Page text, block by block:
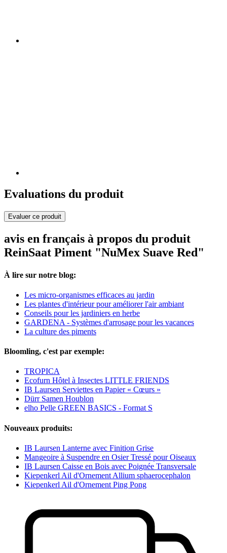
Evaluations du produit
Evaluer ce produit
avis en français à propos du produit
ReinSaat Piment "NuMex Suave Red"
À lire sur notre blog:
Les micro-organismes efficaces au jardin
Les plantes d'intérieur pour améliorer l'air ambiant
Conseils pour les jardiniers en herbe
GARDENA - Systèmes d'arrosage pour les vacances
La culture des piments
Bloomling, c'est par exemple:
TROPICA
Ecofurn Hôtel à Insectes LITTLE FRIENDS
IB Laursen Serviettes en Papier « Cœurs »
Dürr Samen Houblon
elho Pelle GREEN BASICS - Format S
Nouveaux produits:
IB Laursen Lanterne avec Finition Grise
Mangeoire à Suspendre en Osier Tressé pour Oiseaux
IB Laursen Caisse en Bois avec Poignée Transversale
Kiepenkerl Ail d'Ornement Allium sphaerocephalon
Kiepenkerl Ail d'Ornement Ping Pong